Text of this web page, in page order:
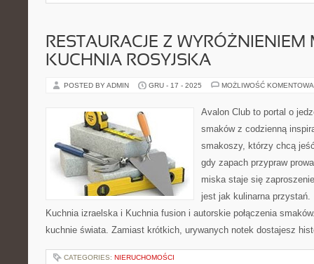
RESTAURACJE Z WYRÓŻNIENIEM
KUCHNIA ROSYJSKA
POSTED BY ADMIN GRU - 17 - 2025 MOŻLIWOŚĆ
Avalon Club to portal o
smaków z codzienną
smakoszy, którzy chcą
gdy zapach przypraw
miska staje się
jest jak kulinarna
Kuchnia izraelska i Kuchnia fusion i autorskie połączenia
kuchnie świata. Zamiast krótkich, urywanych notek dostajesz
CATEGORIES: NIERUCHOMOŚCI